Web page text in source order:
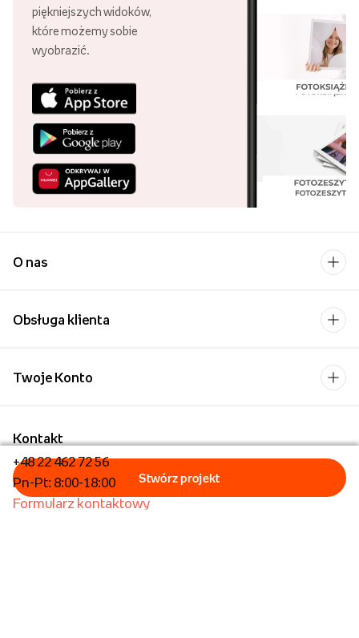
piękniejszych widoków,
które możemy sobie
wyobrazić.
O nas
Obsługa klienta
Kontakt
+48 22 462 72 56
Pn-Pt: 8:00-18:00
Formularz kontaktowy
Twoje Konto